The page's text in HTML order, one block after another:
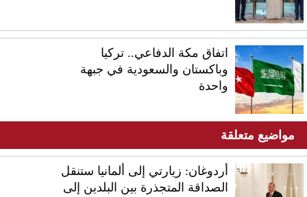
اتفاق مكة الدفاعي.. تركيا
وباكستان والسعودية في جبهة
واحدة
مواضيع متعلقة
أردوغان: زيارتي إلى ألمانيا ستنقل
الصداقة المتجذرة بين البلدين إلى